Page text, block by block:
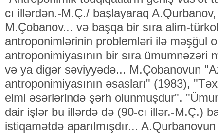
cı illərdən.-M.Ç./ başlayaraq
M.Çobanov... və başqa bir sıra alim-
antroponimlərinin problemləri ilə məşğul
antroponimiyasının bir sıra ümumnəzəri
və ya digər səviyyədə... M.Çobanovun
antroponimiyasının əsasları" (1983),
elmi əsərlərində şərh olunmuşdur".
dair işlər bu illərdə də (90-cı illər.-M.Ç.)
istiqamətdə aparılmışdır...